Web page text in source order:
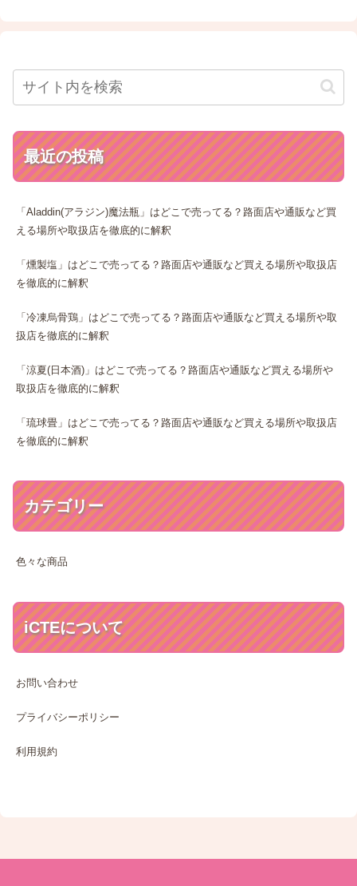
最近の投稿
「Aladdin(アラジン)魔法瓶」はどこで売ってる？路面店や通販など買
える場所や取扱店を徹底的に解釈
「燻製塩」はどこで売ってる？路面店や通販など買える場所や取扱店
を徹底的に解釈
「冷凍烏骨鶏」はどこで売ってる？路面店や通販など買える場所や取
扱店を徹底的に解釈
「涼夏(日本酒)」はどこで売ってる？路面店や通販など買える場所や
取扱店を徹底的に解釈
「琉球畳」はどこで売ってる？路面店や通販など買える場所や取扱店
を徹底的に解釈
カテゴリー
色々な商品
iCTEについて
お問い合わせ
プライバシーポリシー
利用規約